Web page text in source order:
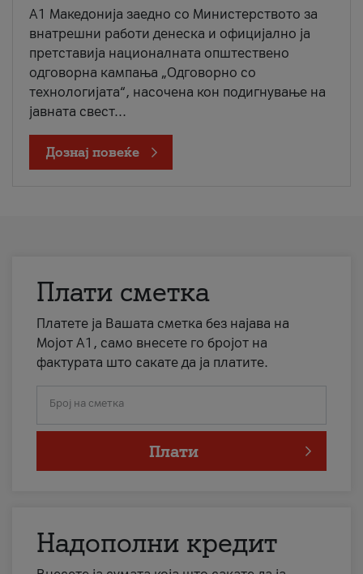
A1 Македонија заедно со Министерството за
внатрешни работи денеска и официјално ја
претставија националната општествено
одговорна кампања „Одговорно со
технологијата“, насочена кон подигнување на
јавната свест...
Дознај повеќе
Плати сметка
Платете ја Вашата сметка без најава на
Мојот А1, само внесете го бројот на
фактурата што сакате да ја платите.
Број на сметка
Плати
Надополни кредит